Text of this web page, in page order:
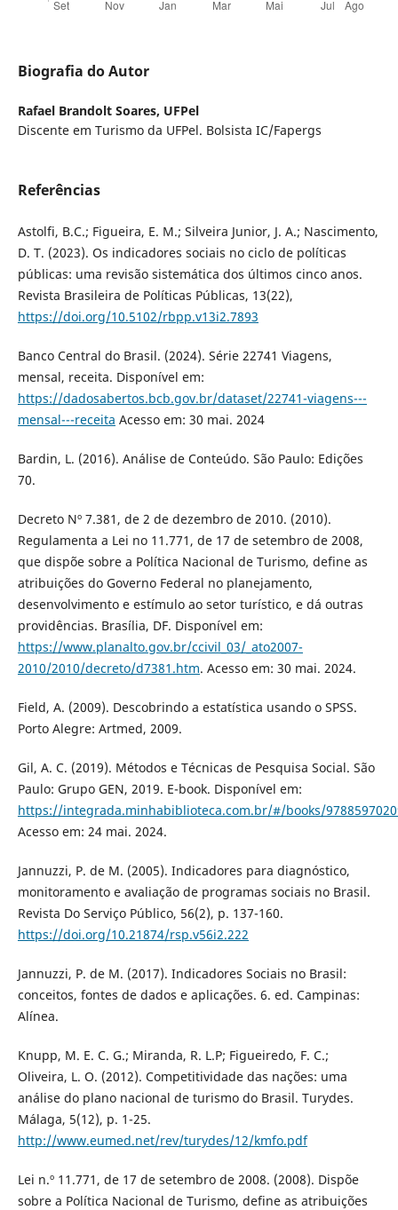
Biografia do Autor
Rafael Brandolt Soares, UFPel
Discente em Turismo da UFPel. Bolsista IC/Fapergs
Referências
Astolfi, B.C.; Figueira, E. M.; Silveira Junior, J. A.; Nascimento,
D. T. (2023). Os indicadores sociais no ciclo de políticas
públicas: uma revisão sistemática dos últimos cinco anos.
Revista Brasileira de Políticas Públicas, 13(22),
https://doi.org/10.5102/rbpp.v13i2.7893
Banco Central do Brasil. (2024). Série 22741 Viagens,
mensal, receita. Disponível em:
https://dadosabertos.bcb.gov.br/dataset/22741-viagens---
mensal---receita Acesso em: 30 mai. 2024
Bardin, L. (2016). Análise de Conteúdo. São Paulo: Edições
70.
Decreto Nº 7.381, de 2 de dezembro de 2010. (2010).
Regulamenta a Lei no 11.771, de 17 de setembro de 2008,
que dispõe sobre a Política Nacional de Turismo, define as
atribuições do Governo Federal no planejamento,
desenvolvimento e estímulo ao setor turístico, e dá outras
providências. Brasília, DF. Disponível em:
https://www.planalto.gov.br/ccivil_03/_ato2007-
2010/2010/decreto/d7381.htm. Acesso em: 30 mai. 2024.
Field, A. (2009). Descobrindo a estatística usando o SPSS.
Porto Alegre: Artmed, 2009.
Gil, A. C. (2019). Métodos e Técnicas de Pesquisa Social. São
Paulo: Grupo GEN, 2019. E-book. Disponível em:
https://integrada.minhabiblioteca.com.br/#/books/
Acesso em: 24 mai. 2024.
Jannuzzi, P. de M. (2005). Indicadores para diagnóstico,
monitoramento e avaliação de programas sociais no Brasil.
Revista Do Serviço Público, 56(2), p. 137-160.
https://doi.org/10.21874/rsp.v56i2.222
Jannuzzi, P. de M. (2017). Indicadores Sociais no Brasil:
conceitos, fontes de dados e aplicações. 6. ed. Campinas:
Alínea.
Knupp, M. E. C. G.; Miranda, R. L.P; Figueiredo, F. C.;
Oliveira, L. O. (2012). Competitividade das nações: uma
análise do plano nacional de turismo do Brasil. Turydes.
Málaga, 5(12), p. 1-25.
http://www.eumed.net/rev/turydes/12/kmfo.pdf
Lei n.º 11.771, de 17 de setembro de 2008. (2008). Dispõe
sobre a Política Nacional de Turismo, define as atribuições